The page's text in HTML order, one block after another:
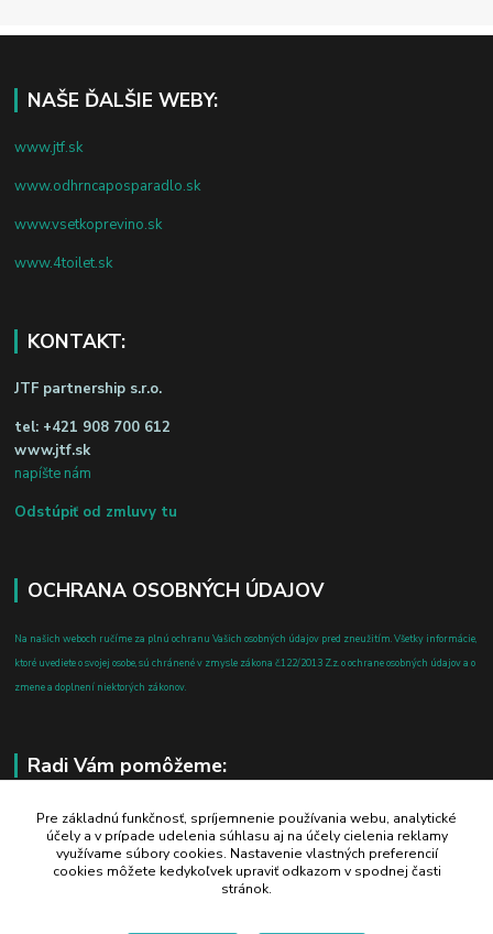
NAŠE ĎALŠIE WEBY:
www.jtf.sk
www.odhrncaposparadlo.sk
www.vsetkoprevino.sk
www.4toilet.sk
KONTAKT:
JTF partnership s.r.o.
tel: +421 908 700 612
www.jtf.sk
napíšte nám
Odstúpiť od zmluvy tu
OCHRANA OSOBNÝCH ÚDAJOV
Na našich weboch ručíme za plnú ochranu Vašich osobných údajov pred zneužitím. Všetky informácie,
ktoré uvediete o svojej osobe, sú chránené v zmysle zákona č.122/2013 Z.z. o ochrane osobných údajov a o
zmene a doplnení niektorých zákonov.
Radi Vám pomôžeme:
+421 908 700 612
po-pia: 8.00 - 16.00
business@jtf.sk
Pre základnú funkčnosť, spríjemnenie používania webu, analytické
účely a v prípade udelenia súhlasu aj na účely cielenia reklamy
využívame súbory cookies. Nastavenie vlastných preferencií
cookies môžete kedykoľvek upraviť odkazom v spodnej časti
stránok.